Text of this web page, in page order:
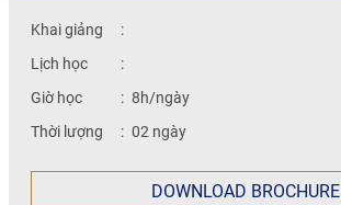
Khai giảng
:
Lịch học
:
Giờ học
: 8h/ngày
Thời lượng
: 02 ngày
DOWNLOAD BROCHURE